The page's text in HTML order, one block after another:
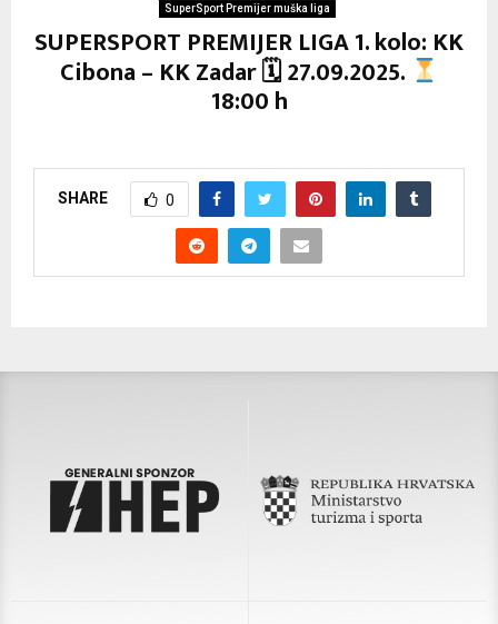
SuperSport Premijer muška liga
SUPERSPORT PREMIJER LIGA 1. kolo: KK
Cibona – KK Zadar 🗓 27.09.2025.
18:00 h
SHARE 0